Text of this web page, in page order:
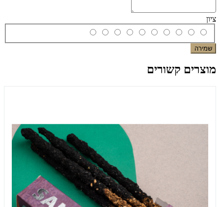
ציון
שמירה
מוצרים קשורים